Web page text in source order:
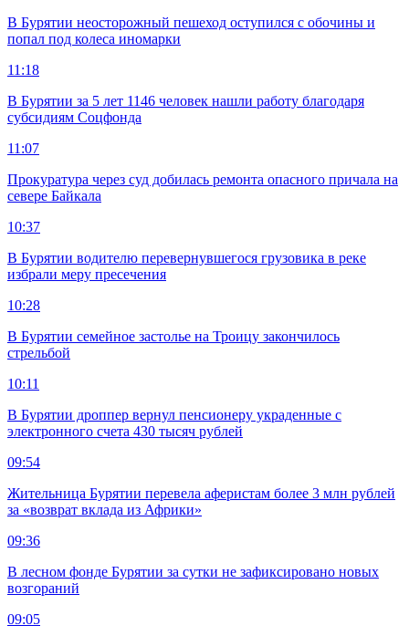
В Бурятии неосторожный пешеход оступился с обочины и
попал под колеса иномарки
11:18
В Бурятии за 5 лет 1146 человек нашли работу благодаря
субсидиям Соцфонда
11:07
Прокуратура через суд добилась ремонта опасного причала на
севере Байкала
10:37
В Бурятии водителю перевернувшегося грузовика в реке
избрали меру пресечения
10:28
В Бурятии семейное застолье на Троицу закончилось
стрельбой
10:11
В Бурятии дроппер вернул пенсионеру украденные с
электронного счета 430 тысяч рублей
09:54
Жительница Бурятии перевела аферистам более 3 млн рублей
за «возврат вклада из Африки»
09:36
В лесном фонде Бурятии за сутки не зафиксировано новых
возгораний
09:05